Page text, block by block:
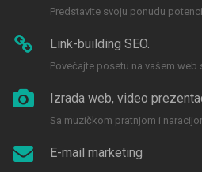
Predstavite svoju ponudu
Link-building SEO.
Povećajte posetu na vašem web
Izrada web, video
Sa muzičkom pratnjom i
E-mail marketing